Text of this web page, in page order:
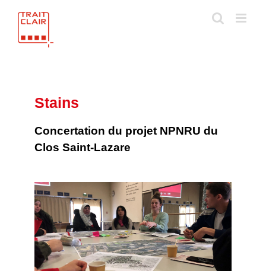
Stains
Concertation du projet NPNRU du
Clos Saint-Lazare